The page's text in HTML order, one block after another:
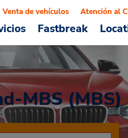
Fastbreak
Venta de vehículos Atención al
MBS (MBS)